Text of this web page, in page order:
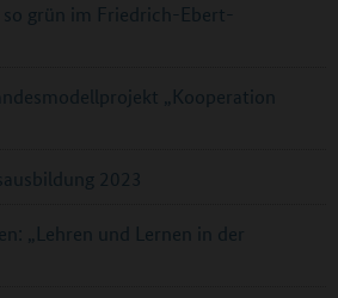
grün im Friedrich-Ebert-
„Kooperation
2023
„Lehren und Lernen in der